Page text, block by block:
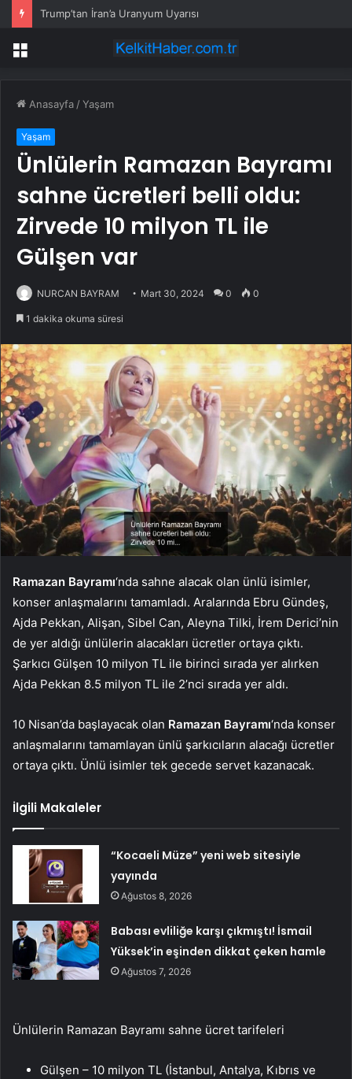
Trump’tan İran’a Uranyum Uyarısı
Menü
Anasayfa /Yaşam
Yaşam
Ünlülerin Ramazan Bayramı
sahne ücretleri belli oldu:
Zirvede 10 milyon TL ile
Gülşen var
NURCAN BAYRAM Mart 30, 2024 0 0
1 dakika okuma süresi
Ramazan Bayramı‘nda sahne alacak olan ünlü isimler,
konser anlaşmalarını tamamladı. Aralarında Ebru Gündeş,
Ajda Pekkan, Alişan, Sibel Can, Aleyna Tilki, İrem Derici’nin
de yer aldığı ünlülerin alacakları ücretler ortaya çıktı.
Şarkıcı Gülşen 10 milyon TL ile birinci sırada yer alırken
Ajda Pekkan 8.5 milyon TL ile 2’nci sırada yer aldı.
10 Nisan’da başlayacak olan Ramazan Bayramı‘nda konser
anlaşmalarını tamamlayan ünlü şarkıcıların alacağı ücretler
ortaya çıktı. Ünlü isimler tek gecede servet kazanacak.
İlgili Makaleler
“Kocaeli Müze” yeni web sitesiyle
yayında
Ağustos 8, 2026
Babası evliliğe karşı çıkmıştı! İsmail
Yüksek’in eşinden dikkat çeken hamle
Ağustos 7, 2026
Ünlülerin Ramazan Bayramı sahne ücret tarifeleri
Gülşen – 10 milyon TL (İstanbul, Antalya, Kıbrıs ve